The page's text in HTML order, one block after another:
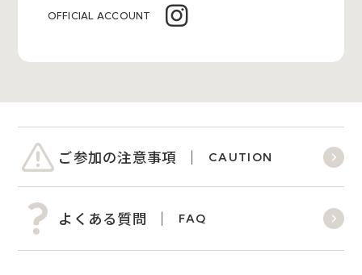
OFFICIAL ACCOUNT
ご参加の注意事項 CAUTION
よくある質問 FAQ